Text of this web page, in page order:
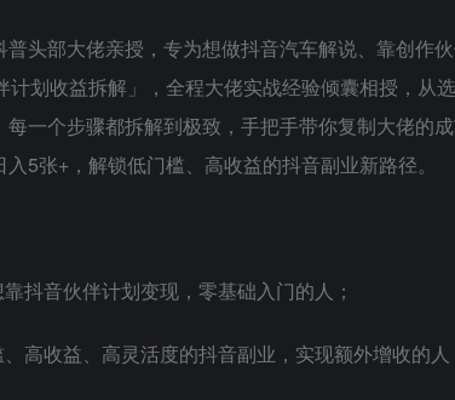
头部大佬亲授，专为想做抖音汽车解说、靠创作
划收益拆解」，全程大佬实战经验倾囊相授，从
一个步骤都拆解到极致，手把手带你复制大佬的
5张+，解锁低门槛、高收益的抖音副业新路径。
抖音伙伴计划变现，零基础入门的人；
高收益、高灵活度的抖音副业，实现额外增收的人